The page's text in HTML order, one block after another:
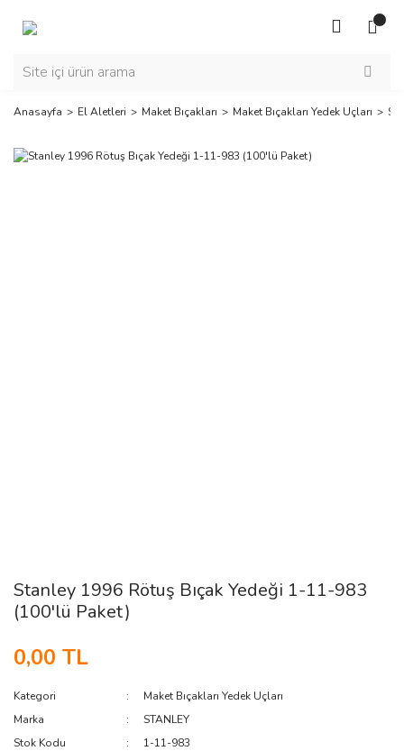
Anasayfa El Aletleri Maket Bıçakları Maket Bıçakları Yedek Uçları
Stanley 1996 Rötuş Bıçak Yedeği 1-11-983
(100'lü Paket)
0,00 TL
Kategori
Maket Bıçakları Yedek Uçları
Marka
STANLEY
Stok Kodu
1-11-983